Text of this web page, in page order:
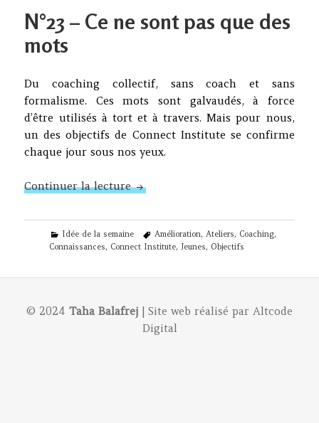
N°23 – Ce ne sont pas que des
mots
Du coaching collectif, sans coach et sans
formalisme. Ces mots sont galvaudés, à force
d’être utilisés à tort et à travers. Mais pour nous,
un des objectifs de Connect Institute se confirme
chaque jour sous nos yeux.
Continuer la lectureN°23 – Ce ne sont pas que des
Categories
Idée de la semaine Tags
Amélioration, Ateliers, Coaching,
Connaissances, Connect Institute, Jeunes, Objectifs
© 2024 Taha Balafrej | Site web réalisé par Altcode
Digital